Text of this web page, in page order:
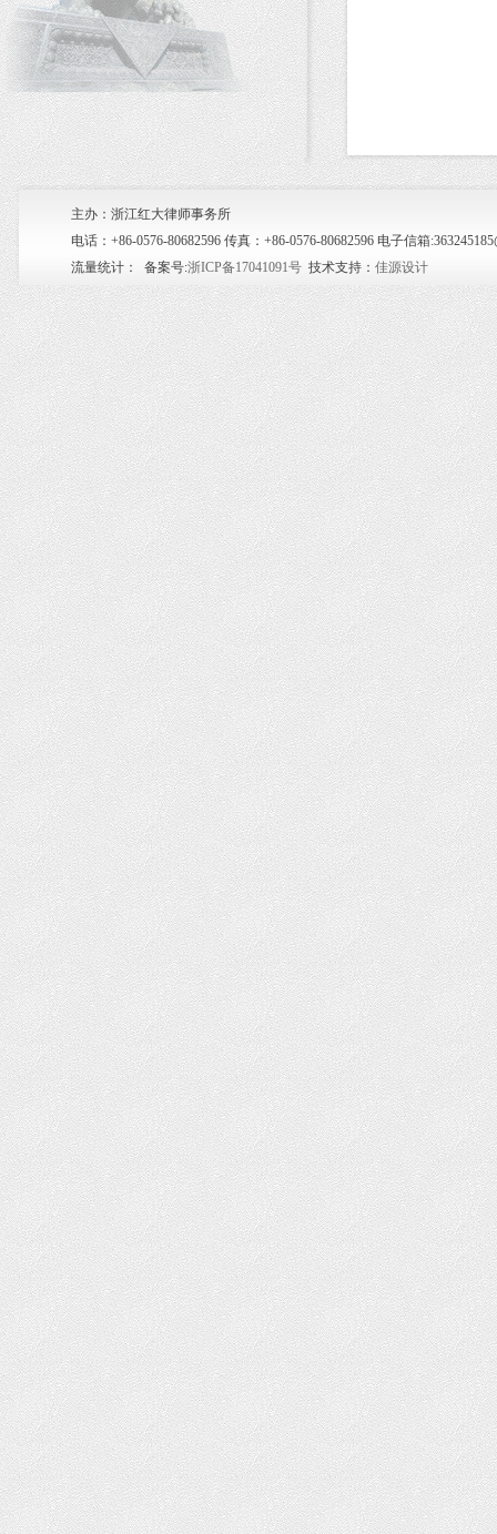
主办：浙江红大律师事务所
电话：+86-0576-80682596 传真：+86-0576-80682596 电子信箱
流量统计：
备案号:浙ICP备17041091号技术支持： 佳源设计